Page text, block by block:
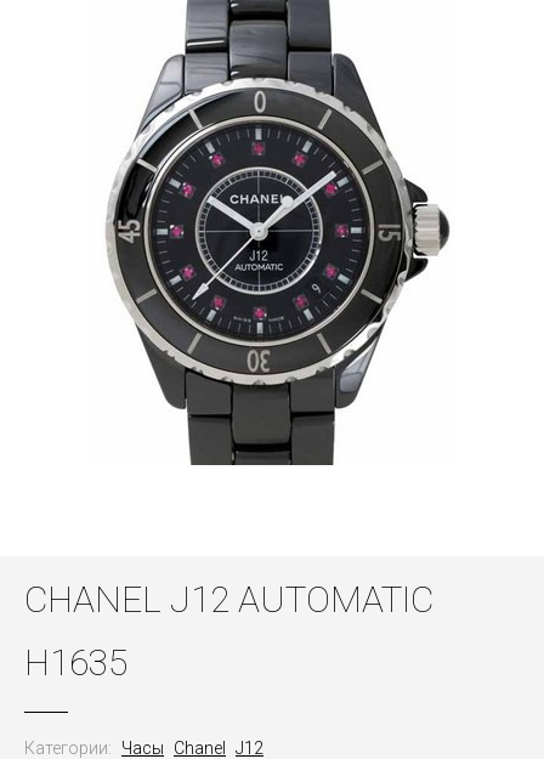
CHANEL J12 AUTOMATIC
H1635
Категории: Часы Chanel J12